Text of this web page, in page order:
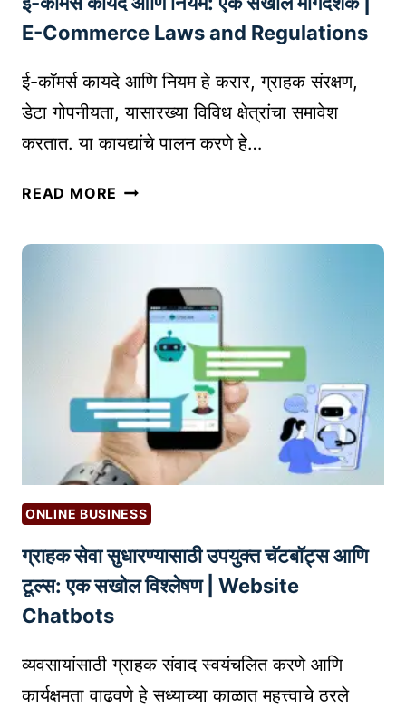
E-Commerce Laws and Regulations
ई-कॉमर्स कायदे आणि नियम हे करार, ग्राहक संरक्षण,
डेटा गोपनीयता, यासारख्या विविध क्षेत्रांचा समावेश
करतात. या कायद्यांचे पालन करणे हे…
READ MORE
य
दे
णि
नि
य
म
:
ए
क
स
र्ग
द
ONLINE BUSINESS
ग्राहक सेवा सुधारण्यासाठी उपयुक्त चॅटबॉट्स आणि
टूल्स: एक सखोल विश्लेषण | Website
Chatbots
व्यवसायांसाठी ग्राहक संवाद स्वयंचलित करणे आणि
कार्यक्षमता वाढवणे हे सध्याच्या काळात महत्त्वाचे ठरले